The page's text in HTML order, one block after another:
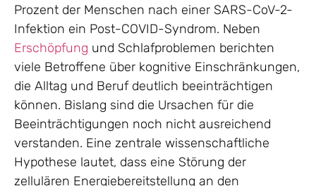
Prozent der Menschen nach einer SARS-CoV-2-
Infektion ein Post-COVID-Syndrom. Neben
Erschöpfung und Schlafproblemen berichten
viele Betroffene über kognitive Einschränkungen,
die Alltag und Beruf deutlich beeinträchtigen
können. Bislang sind die Ursachen für die
Beeinträchtigungen noch nicht ausreichend
verstanden. Eine zentrale wissenschaftliche
Hypothese lautet, dass eine Störung der
zellulären Energiebereitstellung an den